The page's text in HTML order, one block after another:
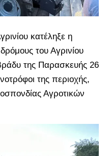
κατέληξε η
του Αγρινίου
της Παρασκευής 26
της περιοχής,
Αγροτικών